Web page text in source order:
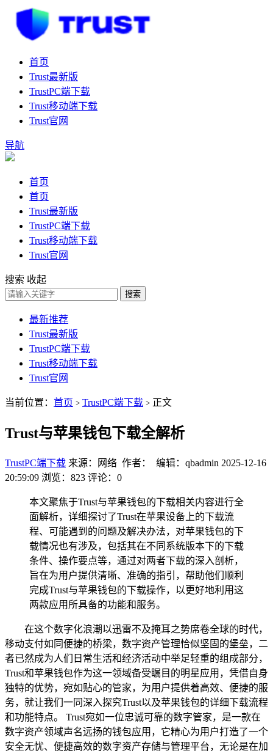
首页
Trust最新版
TrustPC端下载
Trust移动端下载
Trust官网
导航
首页
首页
Trust最新版
TrustPC端下载
Trust移动端下载
Trust官网
搜索 收起
搜索
最新推荐
Trust最新版
TrustPC端下载
Trust移动端下载
Trust官网
当前位置： 首页 > TrustPC端下载 > 正文
Trust与苹果钱包下载全解析
TrustPC端下载 来源：网络 作者： 编辑：qbadmin 2025-12-16
20:59:09 浏览：823 评论：0
本文聚焦于Trust与苹果钱包的下载相关内容进行全
面解析，详细探讨了Trust在苹果设备上的下载流
程、可能遇到的问题及解决办法，对苹果钱包的下
载情况也有涉及，包括其在不同系统版本下的下载
条件、操作要点等，通过对两者下载的深入剖析，
旨在为用户提供清晰、准确的指引，帮助他们顺利
完成Trust与苹果钱包的下载操作，以更好地利用这
两款应用所具备的功能和服务。
在这个数字化浪潮以迅雷不及掩耳之势席卷全球的时代，
移动支付如同便捷的桥梁，数字资产管理恰似坚固的堡垒，二
者已然成为人们日常生活和经济活动中举足轻重的组成部分，
Trust和苹果钱包作为这一领域备受瞩目的明星应用，凭借自身
独特的优势，宛如贴心的管家，为用户提供着高效、便捷的服
务，就让我们一同深入探究Trust以及苹果钱包的详细下载流程
和功能特点。 Trust宛如一位忠诚可靠的数字管家，是一款在
数字资产领域声名远扬的钱包应用，它精心为用户打造了一个
安全无忧、便捷高效的数字资产存储与管理平台，无论是在加